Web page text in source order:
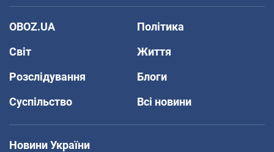
OBOZ.UA
Політика
Світ
Життя
Розслідування
Блоги
Суспільство
Всі новини
Новини України